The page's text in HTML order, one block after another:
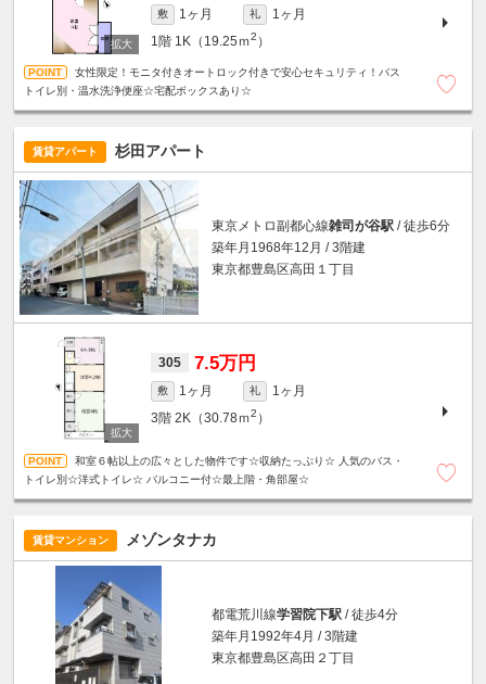
敷 1ヶ月 礼
1ヶ月
1階 1K（19.25ｍ2 ）
女性限定！モニタ付きオートロック付きで安心セキュリティ！バス
トイレ別・温水洗浄便座☆宅配ボックスあり☆
賃貸アパート 杉田アパート
東京メトロ副都心線雑司が谷駅 / 徒歩6分
築年月1968年12月 / 3階建
東京都豊島区高田１丁目
305 7.5万円
敷 1ヶ月 礼
1ヶ月
3階 2K（30.78ｍ2 ）
和室６帖以上の広々とした物件です☆収納たっぷり☆ 人気のバス・
トイレ別☆洋式トイレ☆ バルコニー付☆最上階・角部屋☆
賃貸マンション メゾンタナカ
都電荒川線学習院下駅 / 徒歩4分
築年月1992年4月 / 3階建
東京都豊島区高田２丁目